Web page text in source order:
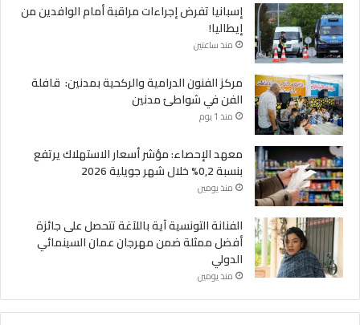
إسبانيا تفرض إجراءات مراقبة أمام الوافدين من
إيطاليا!
منذ ساعتين
مركز الفنون الدرامية والركحية بمدنين: قافلة
الفن في شواطئ مدنين
منذ 1 يوم
معهد الإحصاء: مؤشر أسعار الاستهلاك يرتفع
بنسبة 0,2% خلال شهر جويلية 2026
منذ يومين
الفنانة التونسية آية باللآغة تتحصل على جائزة
أفضل ممثلة ضمن مهرجان عمان السينمائي
الدولي
منذ يومين